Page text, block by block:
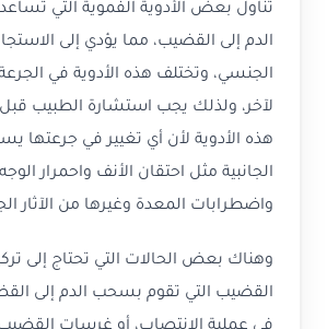
تناول بعض الأدوية الفموية التي تساعد
الدم إلى القضيب، مما يؤدي إلى الاستجابة
الجنسي، وتختلف هذه الأدوية في
لآخر، ولذلك يجب استشارة الطبيب قبل
هذه الأدوية لأن أي تغيير في جرعتها
الجانبية مثل احتقان الأنف واحمرار الوجه
واضطرابات المعدة وغيرها من الآثار
وهناك بعض الحالات التي تحتاج إلى
القضيب التي تقوم بسحب الدم إلى